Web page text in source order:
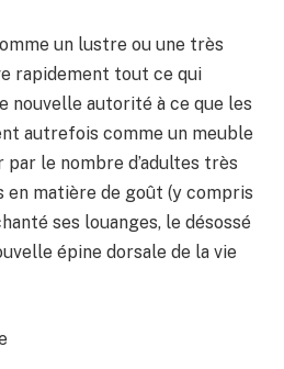
un lustre ou une très
rapidement tout ce qui
nouvelle autorité à ce que les
autrefois comme un meuble
le nombre d’adultes très
matière de goût (y compris
ses louanges, le désossé
épine dorsale de la vie